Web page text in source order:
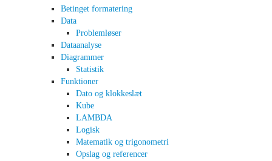
Betinget formatering
Data
Problemløser
Dataanalyse
Diagrammer
Statistik
Funktioner
Dato og klokkeslæt
Kube
LAMBDA
Logisk
Matematik og trigonometri
Opslag og referencer